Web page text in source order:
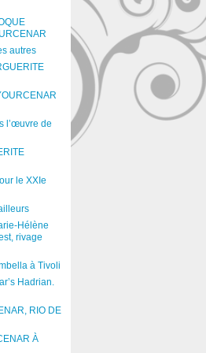
autres
l’œuvre de
le XXIe
Hélène
rivage
à Tivoli
Hadrian.
RIO DE
À